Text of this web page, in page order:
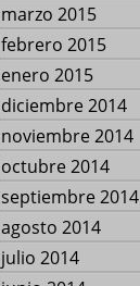
marzo 2015
febrero 2015
enero 2015
diciembre 2014
noviembre 2014
octubre 2014
septiembre 2014
agosto 2014
julio 2014